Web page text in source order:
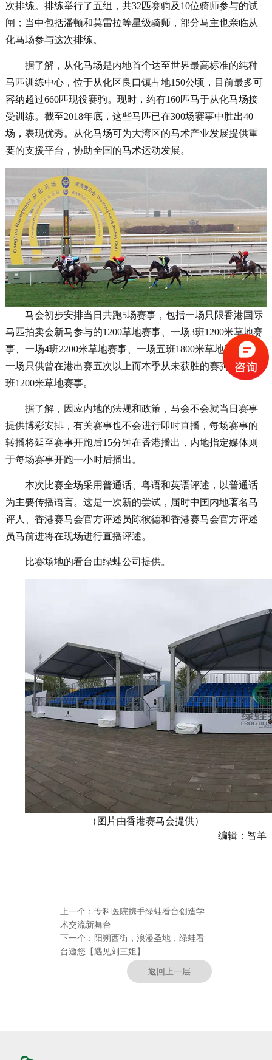
次排练。排练举行了五组，共32匹赛驹及10位骑师参与的试
闸；当中包括潘顿和莫雷拉等星级骑师，部分马主也亲临从
化马场参与这次排练。
据了解，从化马场是内地首个达至世界最高标准的纯种
马匹训练中心，位于从化区良口镇占地150公顷，目前最多可
容纳超过660匹现役赛驹。现时，约有160匹马于从化马场接
受训练。截至2018年底，这些马匹已在300场赛事中胜出40
场，表现优秀。从化马场可为大湾区的马术产业发展提供重
要的支援平台，协助全国的马术运动发展。
马会初步安排当日共跑5场赛事，包括一场只限香港国际
马匹拍卖会新马参与的1200草地赛事、一场3班1200米草地赛
事、一场4班2200米草地赛事、一场五班1800米草地赛事以及
一场只供曾在港出赛五次以上而本季从未获胜的赛驹参与的4
班1200米草地赛事。
据了解，因应内地的法规和政策，马会不会就当日赛事
提供博彩安排，有关赛事也不会进行即时直播，每场赛事的
转播将延至赛事开跑后15分钟在香港播出，内地指定媒体则
于每场赛事开跑一小时后播出。
本次比赛全场采用普通话、粤语和英语评述，以普通话
为主要传播语言。这是一次新的尝试，届时中国内地著名马
评人、香港赛马会官方评述员陈彼德和香港赛马会官方评述
员马前进将在现场进行直播评述。
比赛场地的看台由绿蛙公司提供。
（图片由香港赛马会提供）
编辑：智羊
上一个： 专科医院携手绿蛙看台创造学
术交流新舞台
下一个： 阳朔西街，浪漫圣地，绿蛙看
台邀您【遇见刘三姐】
返回上一层